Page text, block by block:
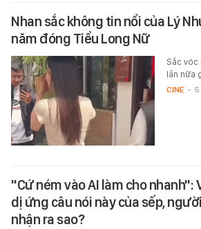
Nhan sắc không tin nổi của Lý
năm đóng Tiểu Long Nữ
Sắc vóc
lần nữa
CINE - 5
"Cứ ném vào AI làm cho nhanh":
dị ứng câu nói này của sếp,
nhận ra sao?